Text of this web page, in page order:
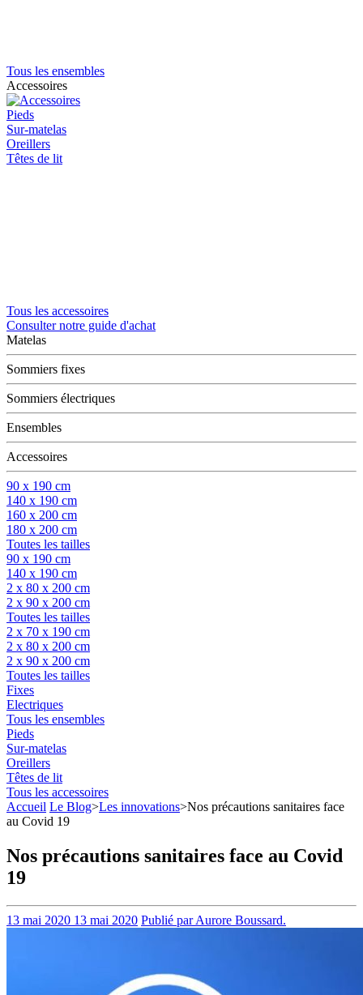
Tous les ensembles
Accessoires
Pieds
Sur-matelas
Oreillers
Têtes de lit
Tous les accessoires
Consulter notre guide d'achat
Matelas
Sommiers fixes
Sommiers électriques
Ensembles
Accessoires
90 x 190 cm
140 x 190 cm
160 x 200 cm
180 x 200 cm
Toutes les tailles
90 x 190 cm
140 x 190 cm
2 x 80 x 200 cm
2 x 90 x 200 cm
Toutes les tailles
2 x 70 x 190 cm
2 x 80 x 200 cm
2 x 90 x 200 cm
Toutes les tailles
Fixes
Electriques
Tous les ensembles
Pieds
Sur-matelas
Oreillers
Têtes de lit
Tous les accessoires
Accueil Le Blog>Les innovations>Nos précautions sanitaires face
au Covid 19
Nos précautions sanitaires face au Covid
19
13 mai 2020 13 mai 2020 Publié par Aurore Boussard.